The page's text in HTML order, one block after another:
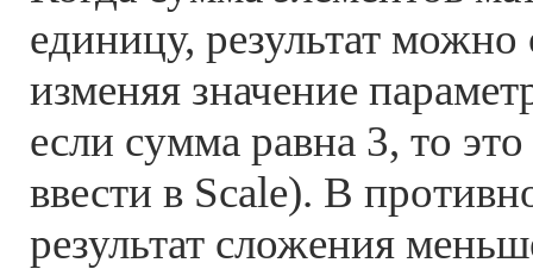
единицу, результат можно
изменяя значение
если сумма равна 3, то
ввести в Scale). В
результат сложения